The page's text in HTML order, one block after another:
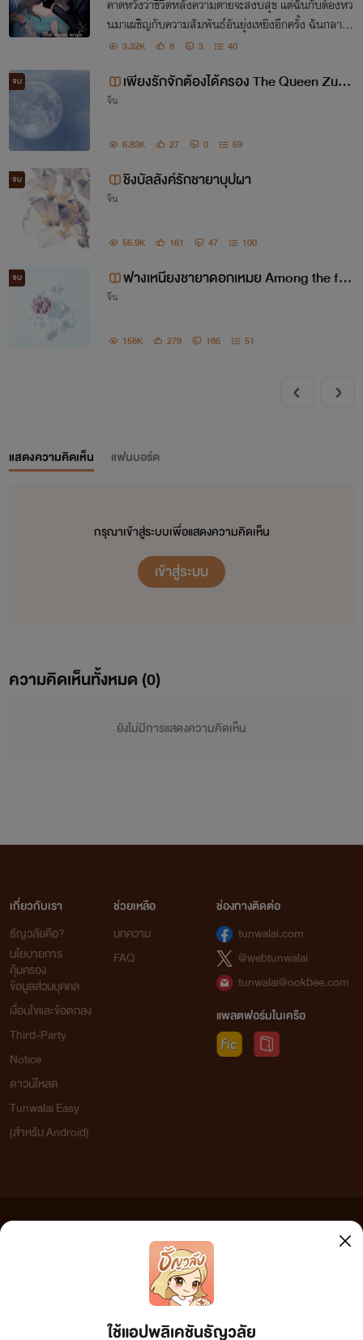
คาดหวังว่าชีวิตหลังความตายจะสงบสุข แต่ฉันกับต้องหว
นมาเผชิญกับความสัมพันธ์อันยุ่งเหยิงอีกครั้ง ฉันกลายเ
ป็นใครอีกคนที่ตัวเองไม่รู้จัก แต่ทำไมสามีฉันถึงไม่แปลก
3.32K 8 3 40
จบ
เพียงรักจักต้องได้ครอง The Queen Zum
จีน
6.83K 27 0 69
จบ ชิงบัลลังค์รักชายาบุปผา
จีน
56.9K 161 47 100
จบ
ฟางเหนียงชายาดอกเหมย Among the fie
จีน
158K 279 186 51
แสดงความคิดเห็น แฟนบอร์ด
กรุณาเข้าสู่ระบบเพื่อแสดงความคิดเห็น
เข้าสู่ระบบ
ความคิดเห็นทั้งหมด (0)
ยังไม่มีการแสดงความคิดเห็น
ใช้แอปพลิเคชันธัญวลัย
เกี่ยวกับเรา
ธัญวลัยคือ?
นโยบายการ
คุ้มครอง
ข้อมูลส่วนบุคคล
เงื่อนไขและข้อตกลง
Third-Party
Notice
ดาวน์โหลด
Tunwalai Easy
(สำหรับ Android)
ช่วยเหลือ
บทความ
FAQ
ช่องทางติดต่อ
tunwalai.com
@webtunwalai
tunwalai@ookbee.com
แพลตฟอร์มในเครือ
เว็บไซต์แห่งนี้ไม่ได้เห็นด้วยและไม่ขอรับผิดชอบต่อข้อความใดๆ ทั้งสิ้น ดังนั้นผู้อ่านทุกท่านโปรดใช้
วิจารณญาณในการกลั่นกรองด้วยตนเอง และหากท่านพบข้อความใดๆ ที่ขัดต่อกฎหมายและศีลธรรม
กรุณาแจ้งมาที่ tunwalai@ookbee.com เพื่อทีมงานจะได้ดำเนินการในทันที ทั้งนี้ ทางเว็บไซต์ขอสงวน
ลิขสิทธิ์ตามพระราชบัญญัติลิขสิทธิ์ (ฉบับเพิ่มเติม) พ.ศ.2558